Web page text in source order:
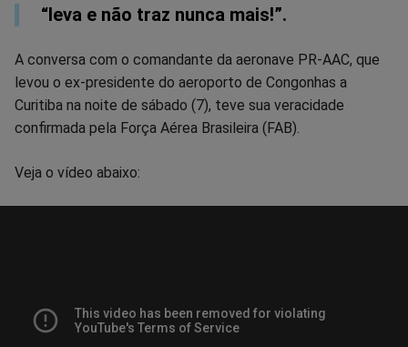
FacebookWhatsappTwitterMessengerTelegram
“leva e não traz nunca mais!”.
A conversa com o comandante da aeronave PR-AAC, que
levou o ex-presidente do aeroporto de Congonhas a
Curitiba na noite de sábado (7), teve sua veracidade
confirmada pela Força Aérea Brasileira (FAB).
Veja o vídeo abaixo: